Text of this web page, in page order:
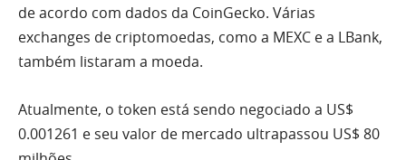
de acordo com dados da CoinGecko. Várias
exchanges de criptomoedas, como a MEXC e a LBank,
também listaram a moeda.
Atualmente, o token está sendo negociado a US$
0.001261 e seu valor de mercado ultrapassou US$ 80